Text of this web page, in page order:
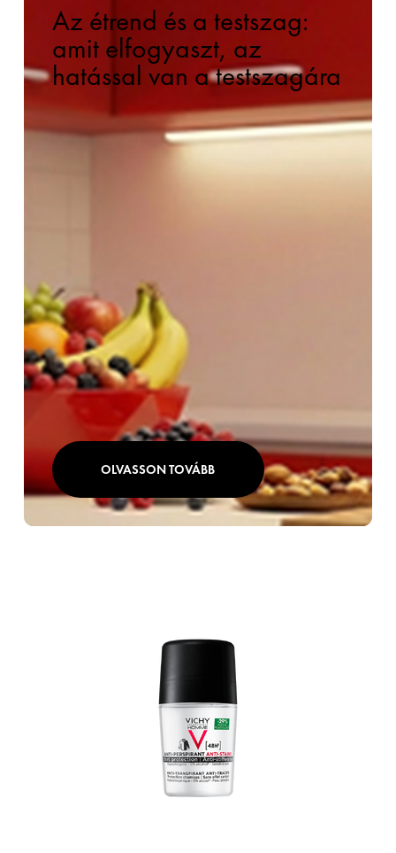
Az étrend és a testszag:
amit elfogyaszt, az
hatással van a testszagára
OLVASSON TOVÁBB